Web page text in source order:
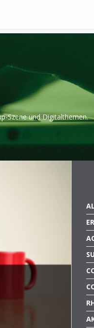
Szene und Digitalthemen.